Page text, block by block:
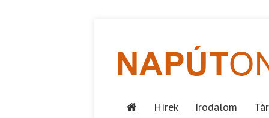
Hírek Irodalom